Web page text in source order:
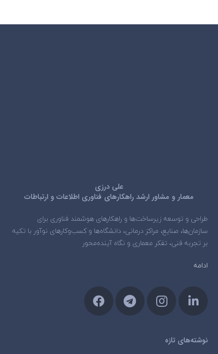
علی درزی
معمار و مشاور ارشد راهکارهای فناوری اطلاعات و ارتباطات
طراحی و توسعه زیرساخت‌ها و راهکارهای هوشمند فناوری برای
سازمان‌ها، صنایع، مراکز درمانی، دانشگاه‌ها و کسب‌وکارهای نوآور با تکیه
بر تجربه فنی، تفکر معماری و نگاه آینده‌محور
ادامه
نوشته‌های تازه